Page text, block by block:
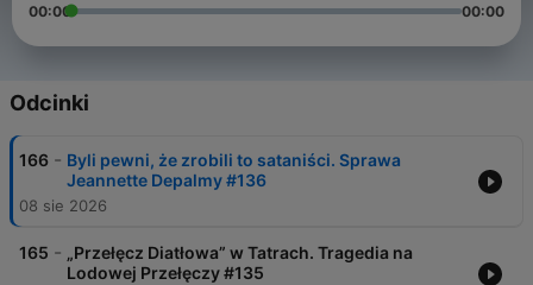
00:00 00:00
Odcinki
166 - Byli pewni, że zrobili to sataniści. Sprawa
Jeannette Depalmy #136
08 sie 2026
165 - „Przełęcz Diatłowa” w Tatrach. Tragedia na
Lodowej Przełęczy #135